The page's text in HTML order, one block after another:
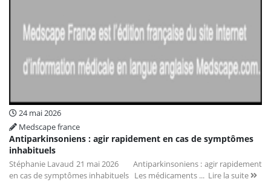
24 mai 2026
Medscape france
Antiparkinsoniens : agir rapidement en cas de symptômes
inhabituels
Stéphanie Lavaud 21 mai 2026 Antiparkinsoniens : agir rapidement
en cas de symptômes inhabituels Les médicaments ... Lire la suite